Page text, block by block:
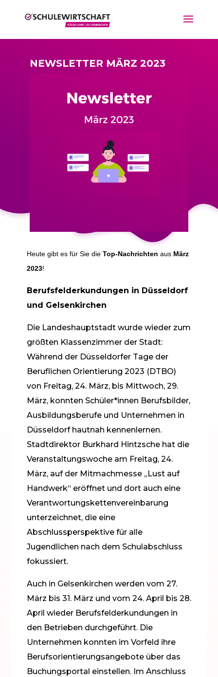
NEWSLETTER MÄRZ 2023
Heute gibt es für Sie die Top-Nachrichten aus März
2023!
Berufsfelderkundungen in Düsseldorf
und Gelsenkirchen
Die Landeshauptstadt wurde wieder zum
größten Klassenzimmer der Stadt:
Während der Düsseldorfer Tage der
Beruflichen Orientierung 2023 (DTBO)
von Freitag, 24. März, bis Mittwoch, 29.
März, konnten Schüler*innen Berufsbilder,
Ausbildungsberufe und Unternehmen in
Düsseldorf hautnah kennenlernen.
Stadtdirektor Burkhard Hintzsche hat die
Veranstaltungswoche am Freitag, 24.
März, auf der Mitmachmesse „Lust auf
Handwerk“ eröffnet und dort auch eine
Verantwortungskettenvereinbarung
unterzeichnet, die eine
Abschlussperspektive für alle
Jugendlichen nach dem Schulabschluss
fokussiert.
Auch in Gelsenkirchen werden vom 27.
März bis 31. März und vom 24. April bis 28.
April wieder Berufsfelderkundungen in
den Betrieben durchgeführt. Die
Unternehmen konnten im Vorfeld ihre
Berufsorientierungsangebote über das
Buchungsportal einstellen. Im Anschluss